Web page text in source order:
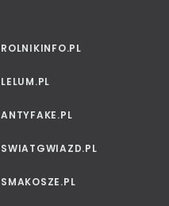
ROLNIKINFO.PL
LELUM.PL
ANTYFAKE.PL
SWIATGWIAZD.PL
SMAKOSZE.PL